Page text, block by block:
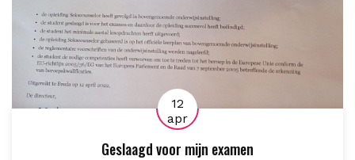
12
apr
Geslaagd voor mijn examen